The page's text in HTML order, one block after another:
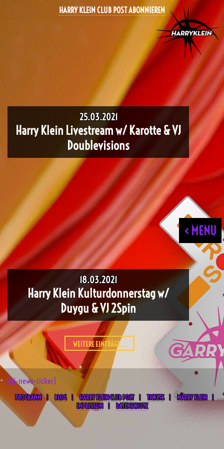
HARRY KLEIN CLUB POST ABONNIEREN
< MENU
25.03.2021
Harry Klein Livestream w/ Karotte & VJ
Doublevisions
18.03.2021
Harry Klein Kulturdonnerstag w/
Duygu & VJ 2Spin
WEITERE EINTRÄGE...
[pj-news-ticker]
PROGRAMM BLOG HARRY KLEIN CLUB POST TICKETS
MARRY KLEIN
IMPRESSUM
DATENSCHUTZ